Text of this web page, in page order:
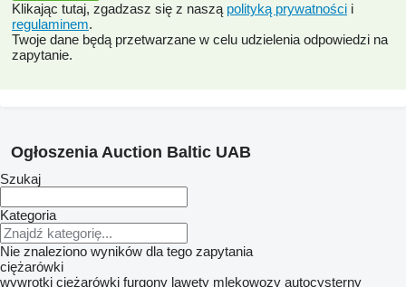
Klikając tutaj, zgadzasz się z naszą polityką prywatności i
regulaminem.
Twoje dane będą przetwarzane w celu udzielenia odpowiedzi na
zapytanie.
Ogłoszenia Auction Baltic UAB
Szukaj
Kategoria
Nie znaleziono wyników dla tego zapytania
ciężarówki
wywrotki ciężarówki furgony lawety mlekowozy autocysterny